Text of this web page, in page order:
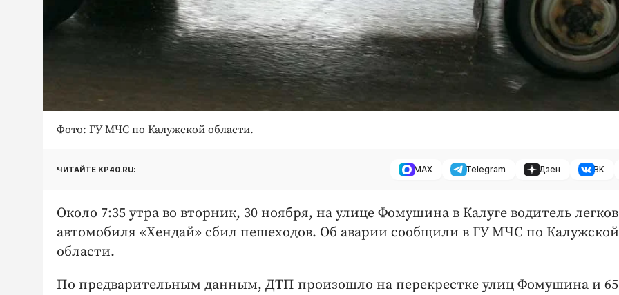
Фото: ГУ МЧС по Калужской области.
ЧИТАЙТЕ KP40.RU: MAX Telegram Дзен ВК
Около 7:35 утра во вторник, 30 ноября, на улице Фомушина в Калуге водитель
автомобиля «Хендай» сбил пешеходов. Об аварии сообщили в ГУ МЧС по Калужской
области.
По предварительным данным, ДТП произошло на перекрестке улиц Фомушина и 65